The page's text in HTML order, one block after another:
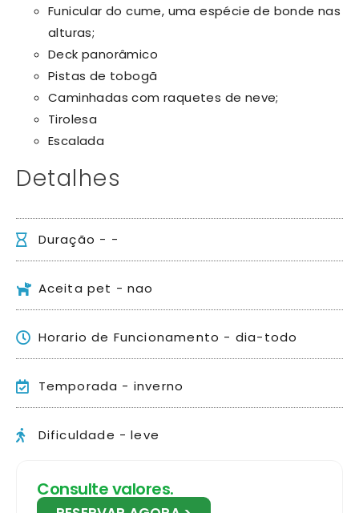
Funicular do cume, uma espécie de bonde nas
alturas;
Deck panorâmico
Pistas de tobogã
Caminhadas com raquetes de neve;
Tirolesa
Escalada
Detalhes
Duração - -
Aceita pet - nao
Horario de Funcionamento - dia-todo
Temporada - inverno
Dificuldade - leve
Consulte valores.